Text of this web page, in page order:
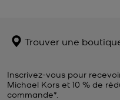
Trouver une
Inscrivez-vous pour
Michael Kors et 10 % de
commande*.